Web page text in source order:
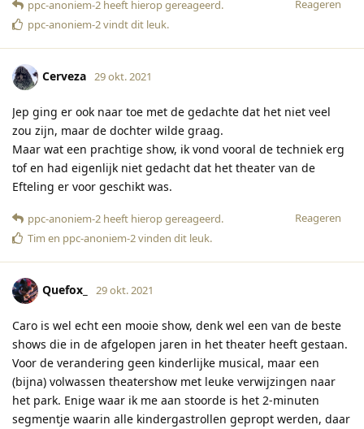
Reageren
ppc-anoniem-2 heeft hierop gereageerd.
ppc-anoniem-2vindt dit leuk.
Cerveza 29 okt. 2021
Jep ging er ook naar toe met de gedachte dat het niet veel
zou zijn, maar de dochter wilde graag.
Maar wat een prachtige show, ik vond vooral de techniek erg
tof en had eigenlijk niet gedacht dat het theater van de
Efteling er voor geschikt was.
Reageren
ppc-anoniem-2 heeft hierop gereageerd.
Tim en ppc-anoniem-2vinden dit leuk.
Quefox_ 29 okt. 2021
Caro is wel echt een mooie show, denk wel een van de beste
shows die in de afgelopen jaren in het theater heeft gestaan.
Voor de verandering geen kinderlijke musical, maar een
(bijna) volwassen theatershow met leuke verwijzingen naar
het park. Enige waar ik me aan stoorde is het 2-minuten
segmentje waarin alle kindergastrollen gepropt werden, daar